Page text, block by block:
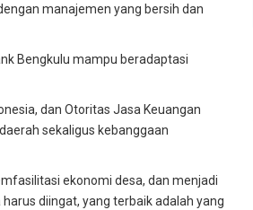
manajemen yang bersih dan
Bengkulu mampu beradaptasi
dan Otoritas Jasa Keuangan
sekaligus kebanggaan
ekonomi desa, dan menjadi
diingat, yang terbaik adalah yang